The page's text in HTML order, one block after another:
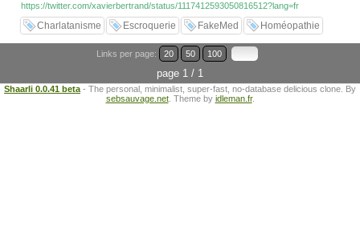
https://twitter.com/xavierbertrand/status/1117412593050816512?lang=fr
Charlatanisme Escroquerie FakeMed Homéopathie
Links per page: 20 50 100
page 1 / 1
Shaarli 0.0.41 beta - The personal, minimalist, super-fast, no-database delicious clone. By
sebsauvage.net. Theme by idleman.fr.